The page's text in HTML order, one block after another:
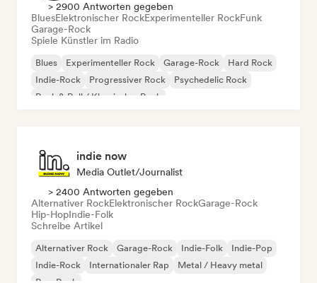
> 2900 Antworten gegeben
BluesElektronischer RockExperimenteller RockFunk
Garage-Rock
Spiele Künstler im Radio
Blues Experimenteller Rock Garage-Rock
Hard Rock
Indie-Rock
Progressiver Rock
Psychedelic Rock
Rock & Roll / Klassischer Rock
indie now
Media Outlet/Journalist
> 2400 Antworten gegeben
Alternativer RockElektronischer RockGarage-Rock
Hip-HopIndie-Folk
Schreibe Artikel
Alternativer Rock Garage-Rock Indie-Folk
Indie-Pop
Indie-Rock
Internationaler Rap
Metal / Heavy metal